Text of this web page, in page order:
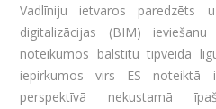
Vadlīniju ietvaros paredzēts
digitalizācijas (BIM)
noteikumos balstītu tipveida
iepirkumos virs ES noteiktā
perspektīvā nekustamā